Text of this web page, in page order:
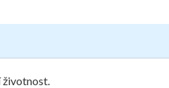
životnost.